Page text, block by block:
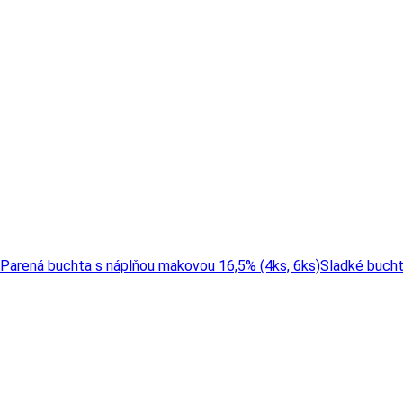
Parená buchta s náplňou makovou 16,5% (4ks, 6ks)Sladké